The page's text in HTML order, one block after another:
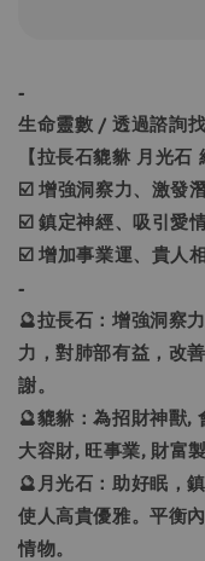
-
生命靈數 / 透過諮詢
【拉長石貔貅 月光石
☑️ 增強洞察力、激發
☑️ 鎮定神經、吸引愛
☑️ 增加事業運、貴人
-
🔮拉長石：增強洞察
力，對肺部有益，改
謝。
🔮貔貅：為招財神獸,
大容財, 旺事業, 財富製
🔮月光石：助好眠，
使人高貴優雅。平衡
情物。